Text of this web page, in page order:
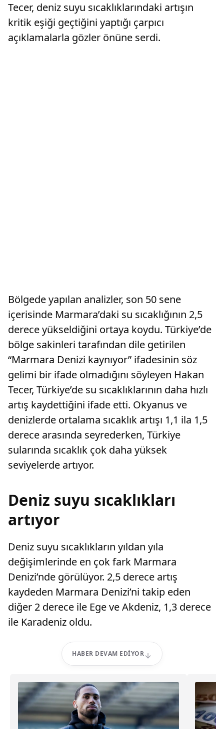
Tecer, deniz suyu sıcaklıklarındaki artışın
kritik eşiği geçtiğini yaptığı çarpıcı
açıklamalarla gözler önüne serdi.
Bölgede yapılan analizler, son 50 sene
içerisinde Marmara’daki su sıcaklığının 2,5
derece yükseldiğini ortaya koydu. Türkiye’de
bölge sakinleri tarafından dile getirilen
“Marmara Denizi kaynıyor” ifadesinin söz
gelimi bir ifade olmadığını söyleyen Hakan
Tecer, Türkiye’de su sıcaklıklarının daha hızlı
artış kaydettiğini ifade etti. Okyanus ve
denizlerde ortalama sıcaklık artışı 1,1 ila 1,5
derece arasında seyrederken, Türkiye
sularında sıcaklık çok daha yüksek
seviyelerde artıyor.
Deniz suyu sıcaklıkları
artıyor
Deniz suyu sıcaklıkların yıldan yıla
değişimlerinde en çok fark Marmara
Denizi’nde görülüyor. 2,5 derece artış
kaydeden Marmara Denizi’ni takip eden
diğer 2 derece ile Ege ve Akdeniz, 1,3 derece
ile Karadeniz oldu.
HABER DEVAM EDIYOR